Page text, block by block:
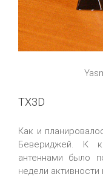
TX3D
Как и
Бевериджей. К
антеннами было
недели активности